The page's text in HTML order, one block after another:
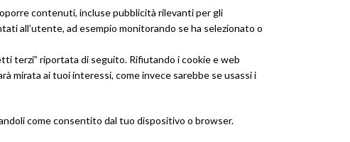
contenuti, incluse pubblicità rilevanti per gli
all’utente, ad esempio monitorando se ha selezionato o
terzi” riportata di seguito. Rifiutando i cookie e web
mirata ai tuoi interessi, come invece sarebbe se usassi i
come consentito dal tuo dispositivo o browser.